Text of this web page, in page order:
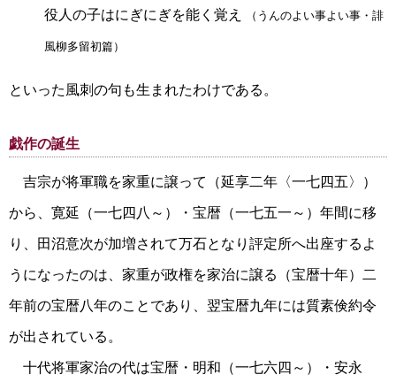
役人の子はにぎにぎを能く覚え （うんのよい事よい事・誹
風柳多留初篇）
といった風刺の句も生まれたわけである。
戯作の誕生
吉宗が将軍職を家重に譲って（延享二年〈一七四五〉）
から、寛延（一七四八～）・宝暦（一七五一～）年間に移
り、田沼意次が加増されて万石となり評定所へ出座するよ
うになったのは、家重が政権を家治に譲る（宝暦十年）二
年前の宝暦八年のことであり、翌宝暦九年には質素倹約令
が出されている。
十代将軍家治の代は宝暦・明和（一七六四～）・安永